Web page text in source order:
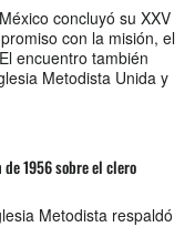
concluyó su XXV
con la misión, el
encuentro también
Metodista Unida y
1956 sobre el clero
Metodista respaldó